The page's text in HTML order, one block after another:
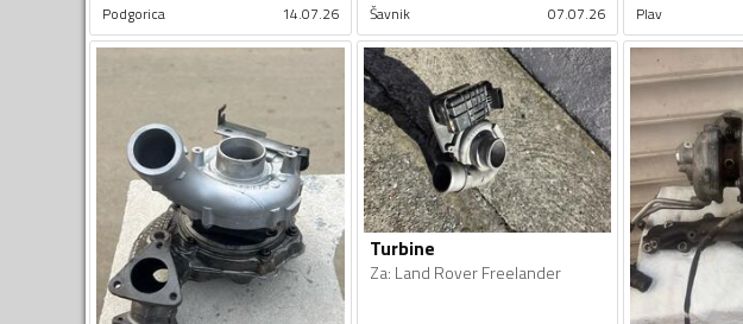
Podgorica 14.07.26 Šavnik 07.07.26 Plav
Turbine
Za: Land Rover Freelander